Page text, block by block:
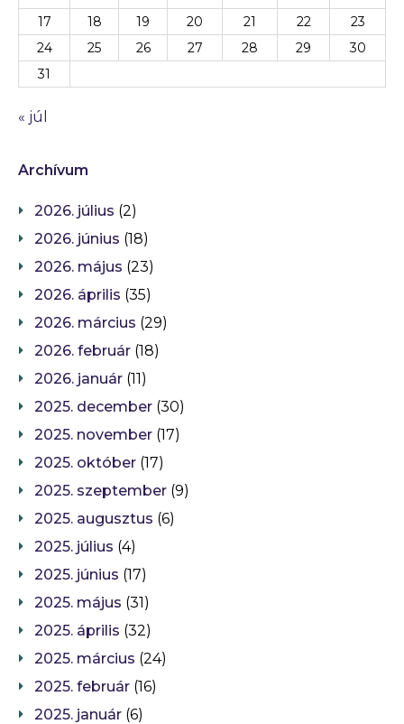
17
18 19 20 21 22
23
24
25 26 27 28 29
30
31
« júl
Archívum
2026. július (2)
2026. június (18)
2026. május (23)
2026. április (35)
2026. március (29)
2026. február (18)
2026. január (11)
2025. december (30)
2025. november (17)
2025. október (17)
2025. szeptember (9)
2025. augusztus (6)
2025. július (4)
2025. június (17)
2025. május (31)
2025. április (32)
2025. március (24)
2025. február (16)
2025. január (6)